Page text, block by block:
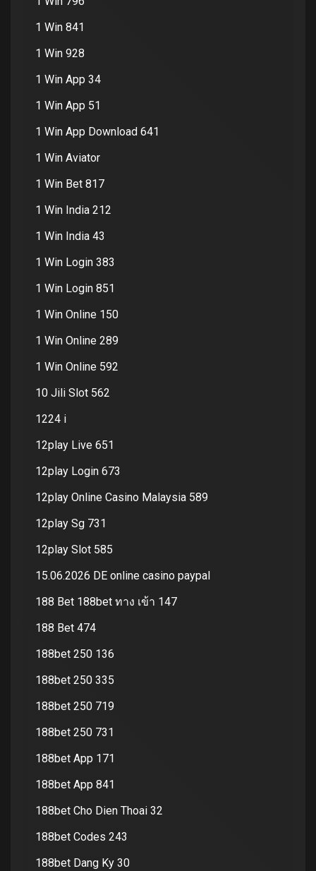
1 Win 841
1 Win 928
1 Win App 34
1 Win App 51
1 Win App Download 641
1 Win Aviator
1 Win Bet 817
1 Win India 212
1 Win India 43
1 Win Login 383
1 Win Login 851
1 Win Online 150
1 Win Online 289
1 Win Online 592
10 Jili Slot 562
1224 i
12play Live 651
12play Login 673
12play Online Casino Malaysia 589
12play Sg 731
12play Slot 585
15.06.2026 DE online casino paypal
188 Bet 188bet ทาง เข้า 147
188 Bet 474
188bet 250 136
188bet 250 335
188bet 250 719
188bet 250 731
188bet App 171
188bet App 841
188bet Cho Dien Thoai 32
188bet Codes 243
188bet Dang Ky 30